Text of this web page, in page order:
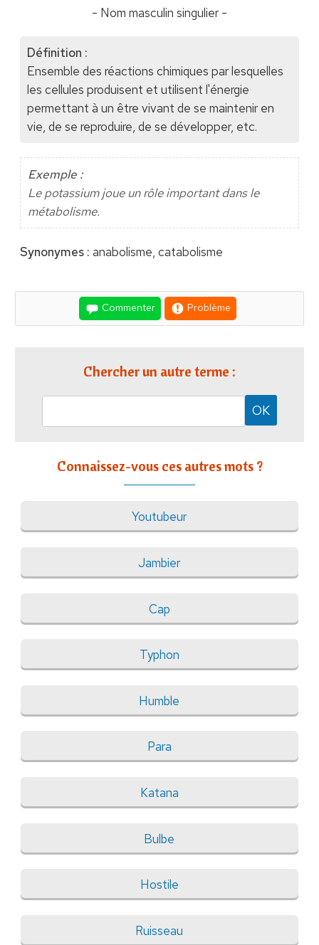
- Nom masculin singulier -
Définition :
Ensemble des réactions chimiques par lesquelles
les cellules produisent et utilisent l'énergie
permettant à un être vivant de se maintenir en
vie, de se reproduire, de se développer, etc.
Exemple :
Le potassium joue un rôle important dans le
métabolisme.
Synonymes : anabolisme, catabolisme
Commenter Problème
Chercher un autre terme :
Connaissez-vous ces autres mots ?
Youtubeur
Jambier
Cap
Typhon
Humble
Para
Katana
Bulbe
Hostile
Ruisseau